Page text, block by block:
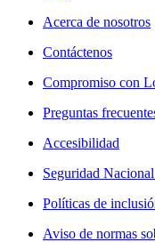
Acerca de nosotros
Contáctenos
Compromiso con
Preguntas
Accesibilidad
Seguridad
Políticas de
Aviso de normas